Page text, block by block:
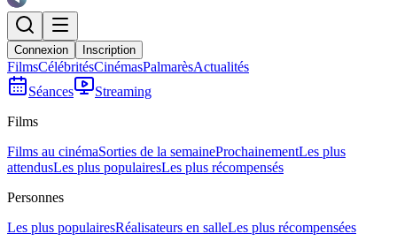
Connexion Inscription
FilmsCélébritésCinémasPalmarèsActualités
Séances
Streaming
Films
Films au cinémaSorties de la semaineProchainementLes plus
attendusLes plus populairesLes plus récompensés
Personnes
Les plus populairesRéalisateurs en salleLes plus récompensées